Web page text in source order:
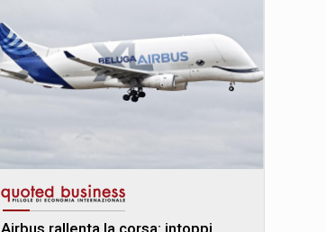
Airbus rallenta la corsa: intoppi